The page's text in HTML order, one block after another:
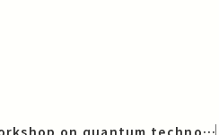
Japan-Denmark workshop on quantum technology [EN]